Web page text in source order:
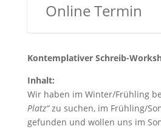
Online Termin
Kontemplativer Schreib-
Inhalt:
Wir haben im Winter/Frühling
Platz“zu suchen, im Frühling/
gefunden und wollen uns im